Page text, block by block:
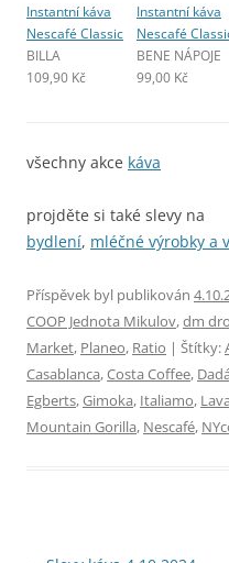
Instantní káva
Nescafé Classic
BILLA
109,90 Kč
Instantní káva
Nescafé
BENE NÁPOJE
99,00 Kč
všechny akce káva
projděte si také slevy na
bydlení, mléčné výrobky a
Příspěvek byl publikován
COOP Jednota Mikulov,dm
Market, Planeo, Ratio | Štítky:
Casablanca,Costa Coffee,
Egberts,Gimoka, Italiamo,
Mountain Gorilla, Nescafé,